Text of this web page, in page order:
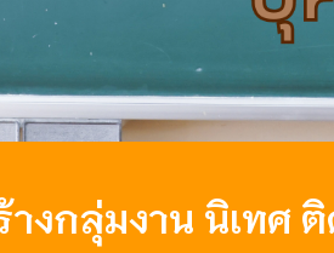
างกลุ่มงาน นิเทศ